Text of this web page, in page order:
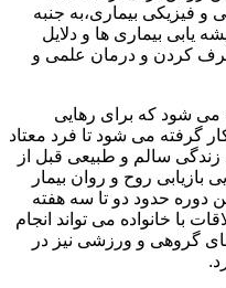
فیزیکی بیماری،به جنبه
یابی بیماری ها و دلایل
کردن و درمان علمی و
می شود که برای رهایی
گرفته می شود تا فرد معتاد
سالم و طبیعی قبل از
روح و روان بیمار
دوره حدود دو تا سه هفته
با خانواده می تواند انجام
گروهی و ورزشی نیز در